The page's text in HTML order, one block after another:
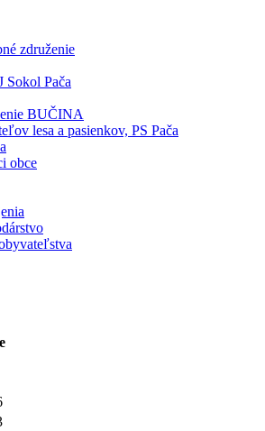
združenie
Sokol Pača
BUČINA
lesa a pasienkov, PS Pača
obce